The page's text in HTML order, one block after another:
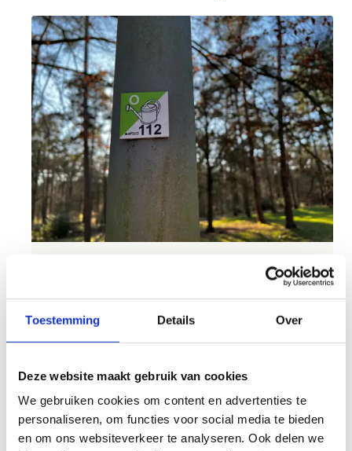
Toestemming Details Over
Deze website maakt gebruik van cookies
We gebruiken cookies om content en advertenties te
personaliseren, om functies voor social media te bieden
en om ons websiteverkeer te analyseren. Ook delen we
Je route naar avontuur begint
hier
Oriëntatieloop is een sport waar je niet alleen je
benen maar ook je hoofd fit mee houdt. De
zo snel mogelijk een
punten te bereiken . Welke route je kiest, bepaal
je helemaal zelf!